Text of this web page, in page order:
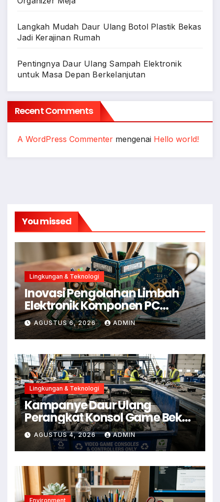
Langkah Mudah Daur Ulang Botol Plastik Bekas
Jadi Kerajinan Rumah
Pentingnya Daur Ulang Sampah Elektronik
untuk Masa Depan Berkelanjutan
Recent Comments
A WordPress Commenter mengenai Hello world!
You missed
Lingkungan & Teknologi
Inovasi Pengolahan Limbah
Elektronik Komponen PC
Menjadi Aksesoris Estetik
AGUSTUS 6, 2026 ADMIN
Lingkungan & Teknologi
Kampanye Daur Ulang
Perangkat Konsol Game Bekas
untuk Kurangi E-Waste
AGUSTUS 4, 2026 ADMIN
Environment